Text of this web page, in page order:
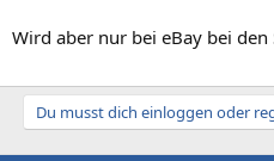
Wird aber nur bei eBay bei den
Du musst dich einloggen oder